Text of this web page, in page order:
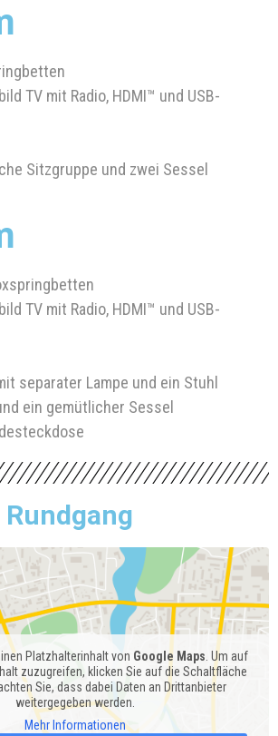
TV mit Radio, HDMI™ und USB-
Sitzgruppe und zwei Sessel
TV mit Radio, HDMI™ und USB-
separater Lampe und ein Stuhl
ein gemütlicher Sessel
Platzhalterinhalt von Google Maps. Um auf
zuzugreifen, klicken Sie auf die Schaltfläche
Sie, dass dabei Daten an Drittanbieter
weitergegeben werden.
Mehr Informationen